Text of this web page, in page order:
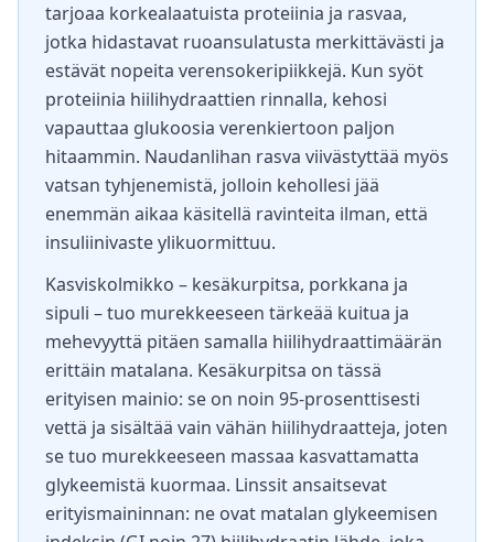
tarjoaa korkealaatuista proteiinia ja rasvaa,
jotka hidastavat ruoansulatusta merkittävästi ja
estävät nopeita verensokeripiikkejä. Kun syöt
proteiinia hiilihydraattien rinnalla, kehosi
vapauttaa glukoosia verenkiertoon paljon
hitaammin. Naudanlihan rasva viivästyttää myös
vatsan tyhjenemistä, jolloin kehollesi jää
enemmän aikaa käsitellä ravinteita ilman, että
insuliinivaste ylikuormittuu.
Kasviskolmikko – kesäkurpitsa, porkkana ja
sipuli – tuo murekkeeseen tärkeää kuitua ja
mehevyyttä pitäen samalla hiilihydraattimäärän
erittäin matalana. Kesäkurpitsa on tässä
erityisen mainio: se on noin 95-prosenttisesti
vettä ja sisältää vain vähän hiilihydraatteja, joten
se tuo murekkeeseen massaa kasvattamatta
glykeemistä kuormaa. Linssit ansaitsevat
erityismaininnan: ne ovat matalan glykeemisen